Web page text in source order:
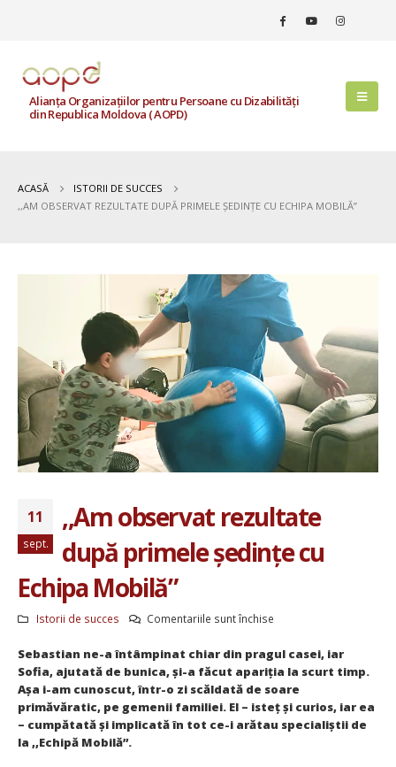
Alianța Organizațiilor pentru Persoane cu Dizabilități
din Republica Moldova ( AOPD)
ACASĂ
ISTORII DE SUCCES
,,AM OBSERVAT REZULTATE DUPĂ PRIMELE ȘEDINȚE CU ECHIPA MOBILĂ”
11
sept.
,,Am observat rezultate
după primele ședințe cu
Echipa Mobilă”
Istorii de succes Comentariile sunt închise
observat
rezultate
după
primele
ședințe
Sebastian ne-a întâmpinat chiar din pragul casei, iar
Sofia, ajutată de bunica, și-a făcut apariția la scurt timp.
Așa i-am cunoscut, într-o zi scăldată de soare
primăvăratic, pe gemenii familiei. El – isteț și curios, iar ea
– cumpătată și implicată în tot ce-i arătau specialiștii de
la ,,Echipă Mobilă”.